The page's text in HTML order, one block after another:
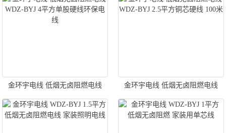
金环宇电线 低烟无卤阻燃电线
WDZ-BYJ 4平方单股硬线环保电
线
金环宇电线 低烟无卤阻燃电线
WDZ-BYJ 2.5平方铜芯硬线 100米